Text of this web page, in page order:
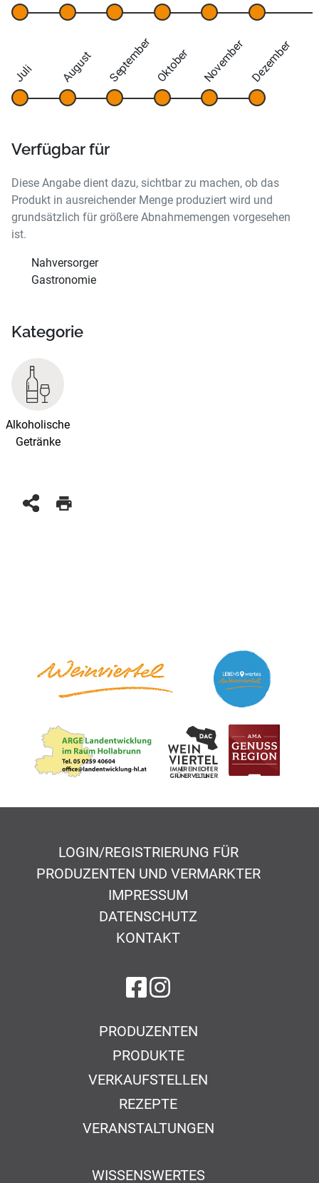
Juli August September Oktober November Dezember
Verfügbar für
Diese Angabe dient dazu, sichtbar zu machen, ob das
Produkt in ausreichender Menge produziert wird und
grundsätzlich für größere Abnahmemengen vorgesehen
ist.
Nahversorger
Gastronomie
Kategorie
Alkoholische
Getränke
LOGIN/REGISTRIERUNG FÜR
PRODUZENTEN UND VERMARKTER
IMPRESSUM
DATENSCHUTZ
KONTAKT
auf Facebook
auf Instagram
PRODUZENTEN
PRODUKTE
VERKAUFSTELLEN
REZEPTE
VERANSTALTUNGEN
WISSENSWERTES